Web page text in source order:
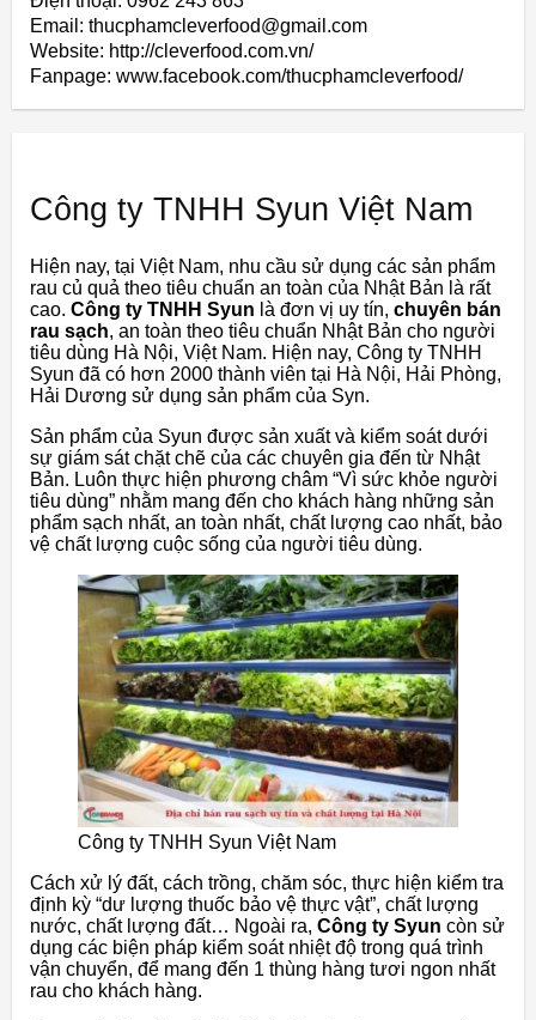
Email: thucphamcleverfood@gmail.com
Website: http://cleverfood.com.vn/
Fanpage: www.facebook.com/thucphamcleverfood/
Công ty TNHH Syun Việt Nam
Hiện nay, tại Việt Nam, nhu cầu sử dụng các sản phẩm
rau củ quả theo tiêu chuẩn an toàn của Nhật Bản là rất
cao. Công ty TNHH Syun là đơn vị uy tín, chuyên bán
rau sạch, an toàn theo tiêu chuẩn Nhật Bản cho người
tiêu dùng Hà Nội, Việt Nam. Hiện nay, Công ty TNHH
Syun đã có hơn 2000 thành viên tại Hà Nội, Hải Phòng,
Hải Dương sử dụng sản phẩm của Syn.
Sản phẩm của Syun được sản xuất và kiểm soát dưới
sự giám sát chặt chẽ của các chuyên gia đến từ Nhật
Bản. Luôn thực hiện phương châm “Vì sức khỏe người
tiêu dùng” nhằm mang đến cho khách hàng những sản
phẩm sạch nhất, an toàn nhất, chất lượng cao nhất, bảo
vệ chất lượng cuộc sống của người tiêu dùng.
Công ty TNHH Syun Việt Nam
Cách xử lý đất, cách trồng, chăm sóc, thực hiện kiểm tra
định kỳ “dư lượng thuốc bảo vệ thực vật”, chất lượng
nước, chất lượng đất… Ngoài ra, Công ty Syun còn sử
dụng các biện pháp kiểm soát nhiệt độ trong quá trình
vận chuyển, để mang đến 1 thùng hàng tươi ngon nhất
rau cho khách hàng.